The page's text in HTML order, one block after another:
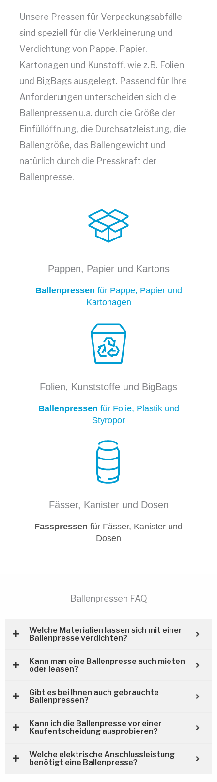
Unsere Pressen für Verpackungsabfälle
sind speziell für die Verkleinerung und
Verdichtung von Pappe, Papier,
Kartonagen und Kunstoff, wie z.B. Folien
und BigBags ausgelegt. Passend für Ihre
Anforderungen unterscheiden sich die
Ballenpressen u.a. durch die Größe der
Einfüllöffnung, die Durchsatzleistung, die
Ballengröße, das Ballengewicht und
natürlich durch die Presskraft der
Ballenpresse.
Pappen, Papier und Kartons
Ballenpressen für Pappe, Papier und
Kartonagen
Folien, Kunststoffe und BigBags
Ballenpressen für Folie, Plastik und
Styropor
Fässer, Kanister und Dosen
Fasspressen für Fässer, Kanister und
Dosen
Ballenpressen FAQ
Welche Materialien lassen sich mit einer
Ballenpresse verdichten?
Kann man eine Ballenpresse auch mieten
oder leasen?
Gibt es bei Ihnen auch gebrauchte
Ballenpressen?
Kann ich die Ballenpresse vor einer
Kaufentscheidung ausprobieren?
Welche elektrische Anschlussleistung
benötigt eine Ballenpresse?